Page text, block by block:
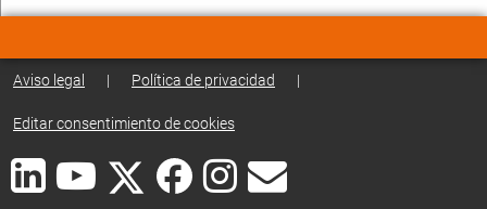
Aviso legal | Política de privacidad |
Editar consentimiento de cookies